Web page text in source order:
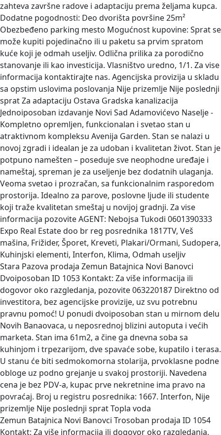
zahteva završne radove i adaptaciju prema željama kupca.
Dodatne pogodnosti: Deo dvorišta površine 25m²
Obezbeđeno parking mesto Mogućnost kupovine: Sprat se
može kupiti pojedinačno ili u paketu sa prvim spratom
kuće koji je odmah useljiv. Odlična prilika za porodično
stanovanje ili kao investicija. Vlasništvo uredno, 1/1. Za vise
informacija kontaktirajte nas. Agencijska provizija u skladu
sa opstim uslovima poslovanja Nije prizemlje Nije poslednji
sprat Za adaptaciju Ostava Gradska kanalizacija
Jednoiposoban izdavanje Novi Sad Adamovićevo Naselje -
Kompletno opremljen, funkcionalan i svetao stan u
atraktivnom kompleksu Avenija Garden. Stan se nalazi u
novoj zgradi i idealan je za udoban i kvalitetan život. Stan je
potpuno namešten – poseduje sve neophodne uređaje i
nameštaj, spreman je za useljenje bez dodatnih ulaganja.
Veoma svetao i prozračan, sa funkcionalnim rasporedom
prostorija. Idealno za parove, poslovne ljude ili studente
koji traže kvalitetan smeštaj u novijoj gradnji. Za vise
informacija pozovite AGENT: Nebojsa Tukodi 0601390333
Expo Real Estate doo br reg posrednika 1817TV, Veš
mašina, Frižider, Šporet, Kreveti, Plakari/Ormani, Sudopera,
Kuhinjski elementi, Interfon, Klima, Odmah useljiv
Stara Pazova prodaja Zemun Batajnica Novi Banovci
Dvoiposoban ID 1053 Kontakt: Za više informacija ili
dogovor oko razgledanja, pozovite 063220187 Direktno od
investitora, bez agencijske provizije, uz svu potrebnu
pravnu pomoć! U ponudi dvoiposoban stan u mirnom delu
Novih Banaovaca, u neposrednoj blizini autoputa i većih
marketa. Stan ima 61m2, a čine ga dnevna soba sa
kuhinjom i trpezarijom, dve spavaće sobe, kupatilo i terasa.
U stanu će biti sedmokomorna stolarija, prvoklasne podne
obloge uz podno grejanje u svakoj prostoriji. Navedena
cena je bez PDV-a, kupac prve nekretnine ima pravo na
povraćaj. Broj u registru posrednika: 1667. Interfon, Nije
prizemlje Nije poslednji sprat Topla voda
Zemun Batajnica Novi Banovci Trosoban prodaja ID 1054
Kontakt: Za više informacija ili dogovor oko razgledanja,